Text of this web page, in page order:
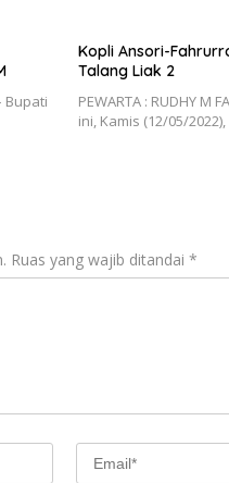
Bupati
Kopli Ansori-
Talang Liak 2
PEWARTA : RUDHY M
ini, Kamis (12/05/
Ruas yang wajib ditandai *